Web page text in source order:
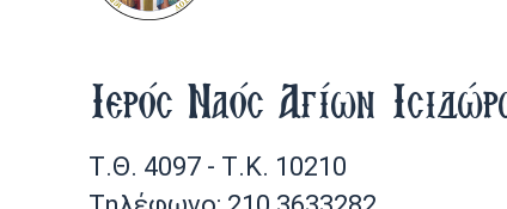
Ιερός Ναός Αγίων
Τ.Θ. 4097 - Τ.Κ. 10210